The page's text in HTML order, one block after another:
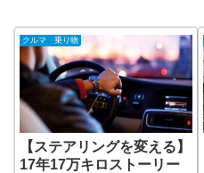
クルマ 乗り物
【ステアリングを変える】
17年17万キロストーリー